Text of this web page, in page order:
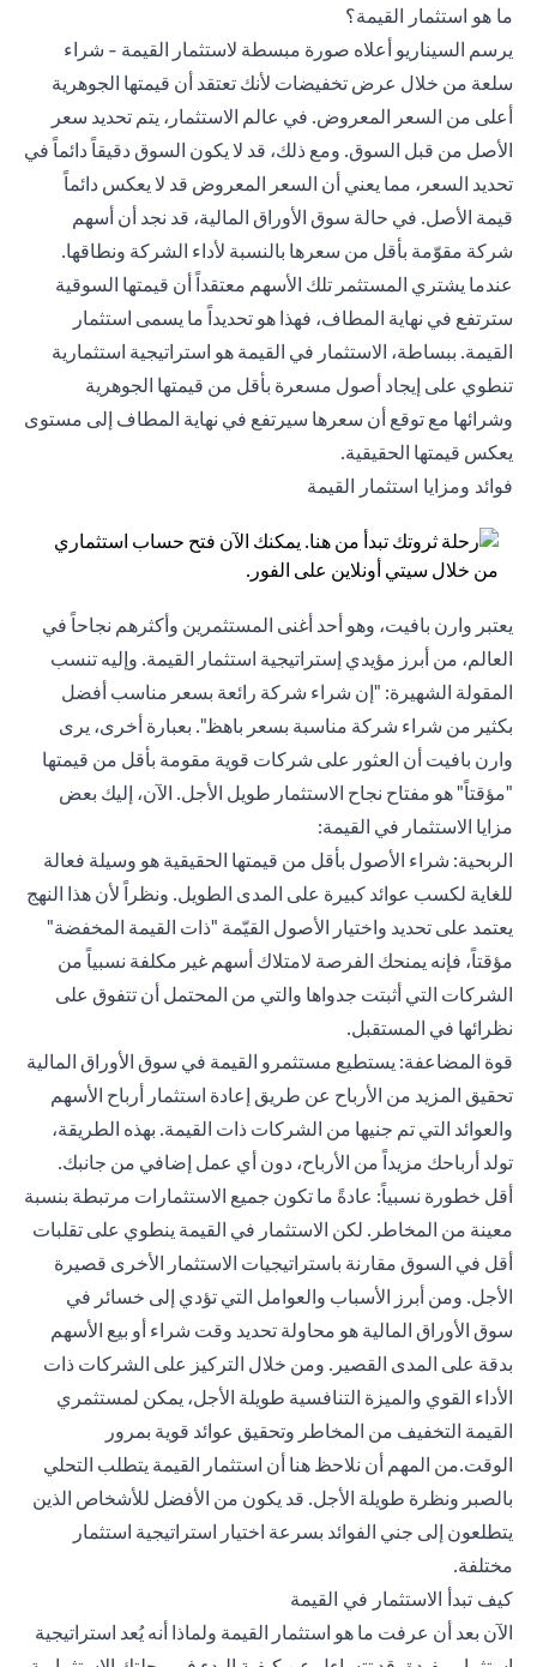
ما هو استثمار القيمة؟
يرسم السيناريو أعلاه صورة مبسطة لاستثمار القيمة - شراء
سلعة من خلال عرض تخفيضات لأنك تعتقد أن قيمتها الجوهرية
أعلى من السعر المعروض. في عالم الاستثمار، يتم تحديد سعر
الأصل من قبل السوق. ومع ذلك، قد لا يكون السوق دقيقاً دائماً في
تحديد السعر، مما يعني أن السعر المعروض قد لا يعكس دائماً
قيمة الأصل. في حالة سوق الأوراق المالية، قد نجد أن أسهم
شركة مقوّمة بأقل من سعرها بالنسبة لأداء الشركة ونطاقها.
عندما يشتري المستثمر تلك الأسهم معتقداً أن قيمتها السوقية
سترتفع في نهاية المطاف، فهذا هو تحديداً ما يسمى استثمار
القيمة. ببساطة، الاستثمار في القيمة هو استراتيجية استثمارية
تنطوي على إيجاد أصول مسعرة بأقل من قيمتها الجوهرية
وشرائها مع توقع أن سعرها سيرتفع في نهاية المطاف إلى مستوى
يعكس قيمتها الحقيقية.
فوائد ومزايا استثمار القيمة
يعتبر وارن بافيت، وهو أحد أغنى المستثمرين وأكثرهم نجاحاً في
العالم، من أبرز مؤيدي إستراتيجية استثمار القيمة. وإليه تنسب
المقولة الشهيرة: "إن شراء شركة رائعة بسعر مناسب أفضل
بكثير من شراء شركة مناسبة بسعر باهظ". بعبارة أخرى، يرى
وارن بافيت أن العثور على شركات قوية مقومة بأقل من قيمتها
"مؤقتاً" هو مفتاح نجاح الاستثمار طويل الأجل. الآن، إليك بعض
مزايا الاستثمار في القيمة:
الربحية: شراء الأصول بأقل من قيمتها الحقيقية هو وسيلة فعالة
للغاية لكسب عوائد كبيرة على المدى الطويل. ونظراً لأن هذا النهج
يعتمد على تحديد واختيار الأصول القيّمة "ذات القيمة المخفضة"
مؤقتاً، فإنه يمنحك الفرصة لامتلاك أسهم غير مكلفة نسبياً من
الشركات التي أثبتت جدواها والتي من المحتمل أن تتفوق على
نظرائها في المستقبل.
قوة المضاعفة: يستطيع مستثمرو القيمة في سوق الأوراق المالية
تحقيق المزيد من الأرباح عن طريق إعادة استثمار أرباح الأسهم
والعوائد التي تم جنيها من الشركات ذات القيمة. بهذه الطريقة،
تولد أرباحك مزيداً من الأرباح، دون أي عمل إضافي من جانبك.
أقل خطورة نسبياً: عادةً ما تكون جميع الاستثمارات مرتبطة بنسبة
معينة من المخاطر. لكن الاستثمار في القيمة ينطوي على تقلبات
أقل في السوق مقارنة باستراتيجيات الاستثمار الأخرى قصيرة
الأجل. ومن أبرز الأسباب والعوامل التي تؤدي إلى خسائر في
سوق الأوراق المالية هو محاولة تحديد وقت شراء أو بيع الأسهم
بدقة على المدى القصير. ومن خلال التركيز على الشركات ذات
الأداء القوي والميزة التنافسية طويلة الأجل، يمكن لمستثمري
القيمة التخفيف من المخاطر وتحقيق عوائد قوية بمرور
الوقت.من المهم أن نلاحظ هنا أن استثمار القيمة يتطلب التحلي
بالصبر ونظرة طويلة الأجل. قد يكون من الأفضل للأشخاص الذين
يتطلعون إلى جني الفوائد بسرعة اختيار استراتيجية استثمار
مختلفة.
كيف تبدأ الاستثمار في القيمة
الآن بعد أن عرفت ما هو استثمار القيمة ولماذا أنه يُعد استراتيجية